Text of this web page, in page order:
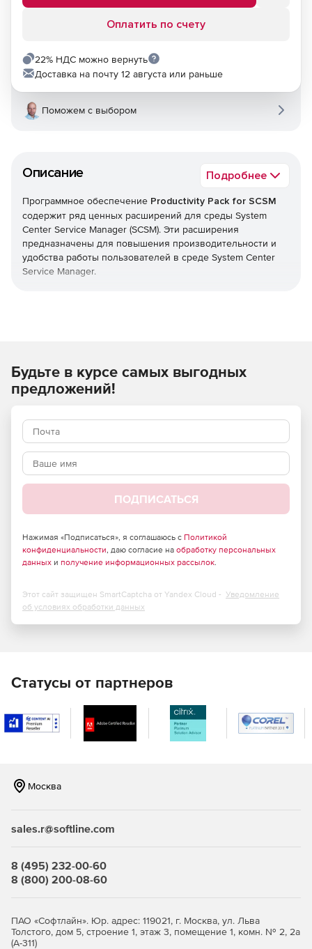
Описание Подробнее
Программное обеспечение Productivity Pack for SCSM
содержит ряд ценных расширений для среды System
Center Service Manager (SCSM). Эти расширения
предназначены для повышения производительности и
удобства работы пользователей в среде System Center
Service Manager.
Полный комплект предоставляет следующие
компоненты:
Billable Time
Deferral Activity for SCSM
Desktop Alert for SCSM
Power Print
SMA Connector
Оплатить по счету
22% НДС можно вернуть
Доставка на почту 12 августа или раньше
Поможем с выбором
Будьте в курсе самых выгодных
предложений!
ПОДПИСАТЬСЯ
Нажимая «Подписаться», я соглашаюсь с Политикой
конфиденциальности, даю согласие на обработку персональных
данных и получение информационных рассылок.
Этот сайт защищен SmartCaptcha от Yandex Cloud - Уведомление
об условиях обработки данных
Статусы от партнеров
Москва
sales.r@softline.com
8 (495) 232-00-60
8 (800) 200-08-60
ПАО «Софтлайн». Юр. адрес: 119021, г. Москва, ул. Льва
Толстого, дом 5, строение 1, этаж 3, помещение 1, комн. № 2, 2а
(А-311)